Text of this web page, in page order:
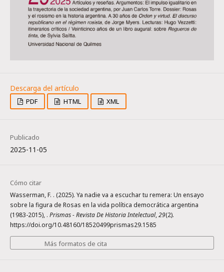
PDF HTML XML
Publicado
2025-11-05
Cómo citar
Wasserman, F. . (2025). Ya nadie va a escuchar tu remera: Un ensayo
sobre la figura de Rosas en la vida política democrática argentina
(1983-2015), . Prismas - Revista De Historia Intelectual,29(2).
https://doi.org/10.48160/18520499prismas29.1585
Más formatos de cita